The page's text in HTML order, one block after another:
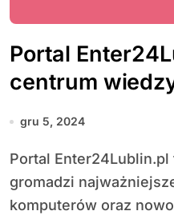
Portal
centrum
i
gru 5, 2024
Portal Enter24Lublin.pl to miejsce, które
gromadzi
komputerów oraz